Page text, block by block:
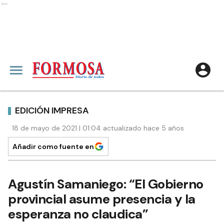
Ads
EDICIÓN IMPRESA
18 de mayo de 2021 | 01:04 actualizado hace 5 años
Añadir como fuente en
Agustín Samaniego: “El Gobierno
provincial asume presencia y la
esperanza no claudica”